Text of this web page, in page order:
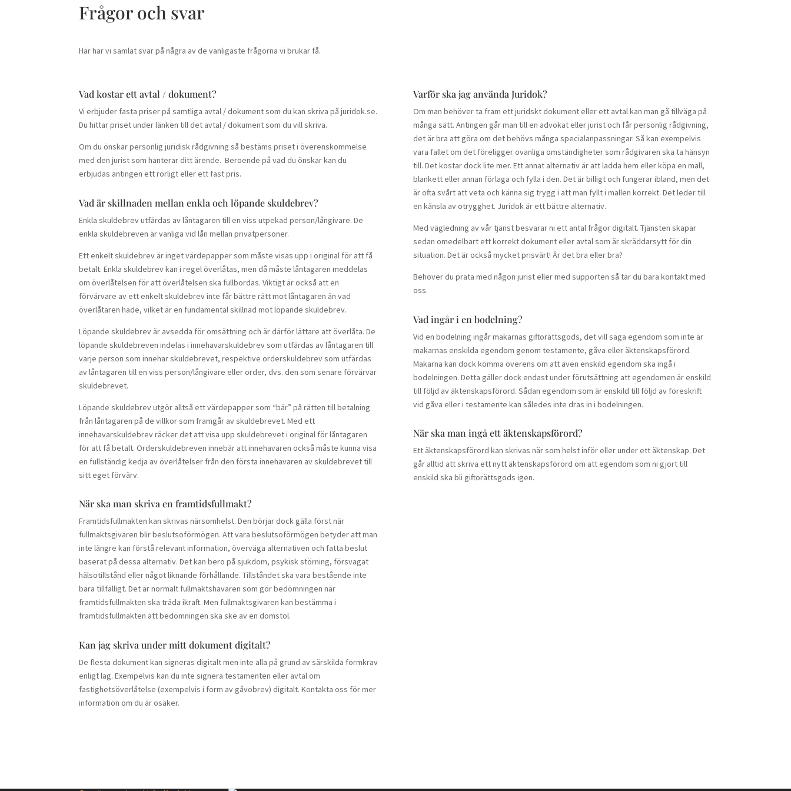
Frågor och svar
Här har vi samlat svar på några av de vanligaste frågorna vi brukar få.
Vad kostar ett avtal / dokument?
Vi erbjuder fasta priser på samtliga avtal / dokument som du kan skriva på juridok.se.
Du hittar priset under länken till det avtal / dokument som du vill skriva.
Om du önskar personlig juridisk rådgivning så bestäms priset i överenskommelse
med den jurist som hanterar ditt ärende. Beroende på vad du önskar kan du
erbjudas antingen ett rörligt eller ett fast pris.
Vad är skillnaden mellan enkla och löpande skuldebrev?
Enkla skuldebrev utfärdas av låntagaren till en viss utpekad person/långivare. De
enkla skuldebreven är vanliga vid lån mellan privatpersoner.
Ett enkelt skuldebrev är inget värdepapper som måste visas upp i original för att få
betalt. Enkla skuldebrev kan i regel överlåtas, men då måste låntagaren meddelas
om överlåtelsen för att överlåtelsen ska fullbordas. Viktigt är också att en
förvärvare av ett enkelt skuldebrev inte får bättre rätt mot låntagaren än vad
överlåtaren hade, vilket är en fundamental skillnad mot löpande skuldebrev.
Löpande skuldebrev är avsedda för omsättning och är därför lättare att överlåta. De
löpande skuldebreven indelas i innehavarskuldebrev som utfärdas av låntagaren till
varje person som innehar skuldebrevet, respektive orderskuldebrev som utfärdas
av låntagaren till en viss person/långivare eller order, dvs. den som senare förvärvar
skuldebrevet.
Löpande skuldebrev utgör alltså ett värdepapper som “bär” på rätten till betalning
från låntagaren på de villkor som framgår av skuldebrevet. Med ett
innehavarskuldebrev räcker det att visa upp skuldebrevet i original för låntagaren
för att få betalt. Orderskuldebreven innebär att innehavaren också måste kunna visa
en fullständig kedja av överlåtelser från den första innehavaren av skuldebrevet till
sitt eget förvärv.
När ska man skriva en framtidsfullmakt?
Framtidsfullmakten kan skrivas närsomhelst. Den börjar dock gälla först när
fullmaktsgivaren blir beslutsoförmögen. Att vara beslutsoförmögen betyder att man
inte längre kan förstå relevant information, överväga alternativen och fatta beslut
baserat på dessa alternativ. Det kan bero på sjukdom, psykisk störning, försvagat
hälsotillstånd eller något liknande förhållande. Tillståndet ska vara bestående inte
bara tillfälligt. Det är normalt fullmaktshavaren som gör bedömningen när
framtidsfullmakten ska träda ikraft. Men fullmaktsgivaren kan bestämma i
framtidsfullmakten att bedömningen ska ske av en domstol.
Kan jag skriva under mitt dokument digitalt?
De flesta dokument kan signeras digitalt men inte alla på grund av särskilda formkrav
enligt lag. Exempelvis kan du inte signera testamenten eller avtal om
fastighetsöverlåtelse (exempelvis i form av gåvobrev) digitalt. Kontakta oss för mer
information om du är osäker.
Varför ska jag använda Juridok?
Om man behöver ta fram ett juridskt dokument eller ett avtal kan man gå tillväga på
många sätt. Antingen går man till en advokat eller jurist och får personlig rådgivning,
det är bra att göra om det behövs många specialanpassningar. Så kan exempelvis
vara fallet om det föreligger ovanliga omständigheter som rådgivaren ska ta hänsyn
till. Det kostar dock lite mer. Ett annat alternativ är att ladda hem eller köpa en mall,
blankett eller annan förlaga och fylla i den. Det är billigt och fungerar ibland, men det
är ofta svårt att veta och känna sig trygg i att man fyllt i mallen korrekt. Det leder till
en känsla av otrygghet. Juridok är ett bättre alternativ.
Med vägledning av vår tjänst besvarar ni ett antal frågor digitalt. Tjänsten skapar
sedan omedelbart ett korrekt dokument eller avtal som är skräddarsytt för din
situation. Det är också mycket prisvärt! Är det bra eller bra?
Behöver du prata med någon jurist eller med supporten så tar du bara kontakt med
oss.
Vad ingår i en bodelning?
Vid en bodelning ingår makarnas giftorättsgods, det vill säga egendom som inte är
makarnas enskilda egendom genom testamente, gåva eller äktenskapsförord.
Makarna kan dock komma överens om att även enskild egendom ska ingå i
bodelningen. Detta gäller dock endast under förutsättning att egendomen är enskild
till följd av äktenskapsförord. Sådan egendom som är enskild till följd av föreskrift
vid gåva eller i testamente kan således inte dras in i bodelningen.
När ska man ingå ett äktenskapsförord?
Ett äktenskapsförord kan skrivas när som helst inför eller under ett äktenskap. Det
går alltid att skriva ett nytt äktenskapsförord om att egendom som ni gjort till
enskild ska bli giftorättsgods igen.